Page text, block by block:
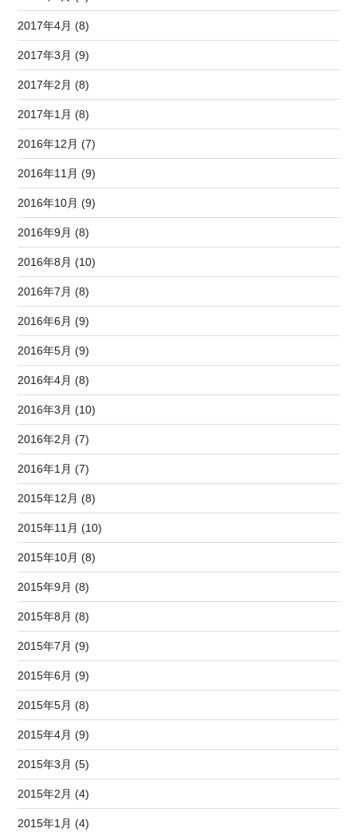
2017年4月 (8)
2017年3月 (9)
2017年2月 (8)
2017年1月 (8)
2016年12月 (7)
2016年11月 (9)
2016年10月 (9)
2016年9月 (8)
2016年8月 (10)
2016年7月 (8)
2016年6月 (9)
2016年5月 (9)
2016年4月 (8)
2016年3月 (10)
2016年2月 (7)
2016年1月 (7)
2015年12月 (8)
2015年11月 (10)
2015年10月 (8)
2015年9月 (8)
2015年8月 (8)
2015年7月 (9)
2015年6月 (9)
2015年5月 (8)
2015年4月 (9)
2015年3月 (5)
2015年2月 (4)
2015年1月 (4)